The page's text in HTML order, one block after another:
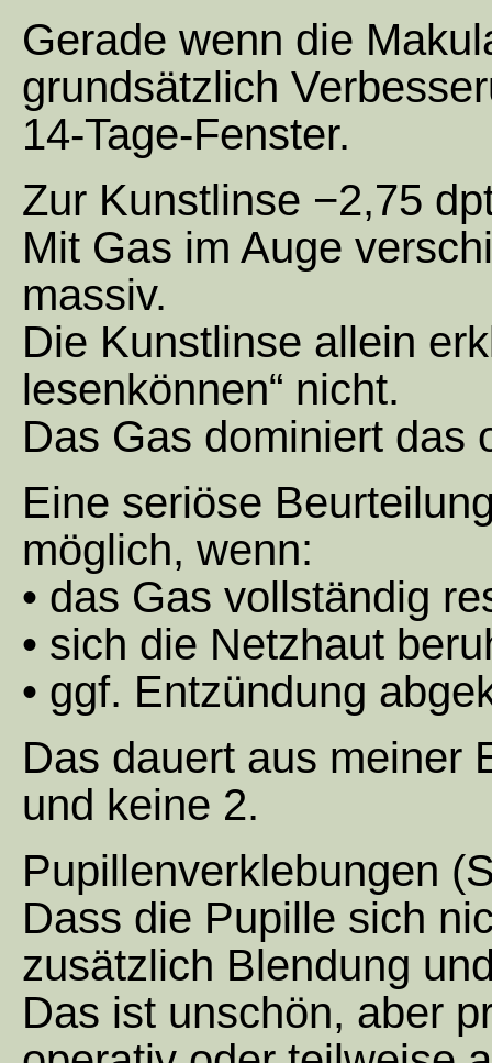
Gerade wenn die
grundsätzlich
14-Tage-Fenster.
Zur Kunstlinse −2,75
Mit Gas im Auge
massiv.
Die Kunstlinse allein
lesenkönnen“ nicht.
Das Gas dominiert das
Eine seriöse
möglich, wenn:
• das Gas vollständig
• sich die Netzhaut
• ggf. Entzündung
Das dauert aus meiner
und keine 2.
Pupillenverklebungen
Dass die Pupille sich
zusätzlich Blendung
Das ist unschön, aber